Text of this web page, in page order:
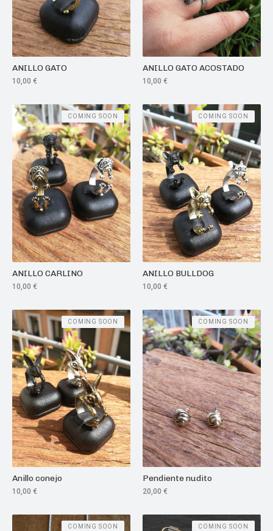
ANILLO GATO
10,00 €
ANILLO GATO ACOSTADO
10,00 €
ANILLO CARLINO
10,00 €
COMING SOON
ANILLO BULLDOG
10,00 €
COMING SOON
Anillo conejo
10,00 €
COMING SOON
Pendiente nudito
20,00 €
COMING SOON
COMING SOON COMING SOON